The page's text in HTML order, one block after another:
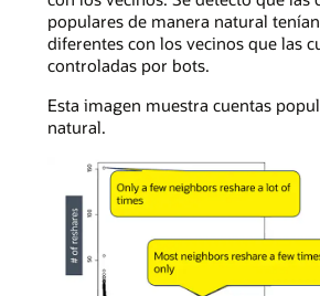
populares de manera natural
diferentes con los vecinos que las
controladas por bots.
Esta imagen muestra cuentas
natural.